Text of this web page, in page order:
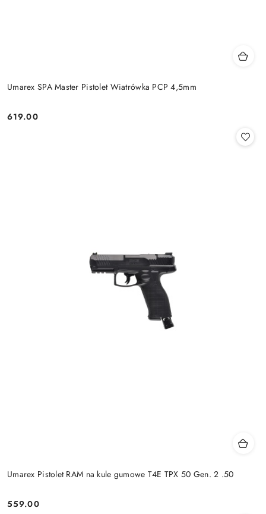
Umarex SPA Master Pistolet Wiatrówka PCP 4,5mm
Cena:
619.00
Umarex Pistolet RAM na kule gumowe T4E TPX 50 Gen. 2 .50
Cena:
559.00